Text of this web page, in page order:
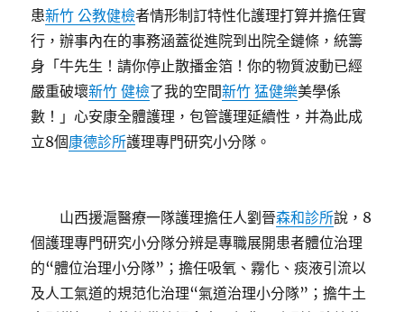
患新竹 公教健檢者情形制訂特性化護理打算并擔任實
行，辦事內在的事務涵蓋從進院到出院全鏈條，統籌
身「牛先生！請你停止散播金箔！你的物質波動已經
嚴重破壞新竹 健檢了我的空間新竹 猛健樂美學係
數！」心安康全體護理，包管護理延續性，并為此成
立8個康德診所護理專門研究小分隊。
山西援滬醫療一隊護理擔任人劉晉森和診所說，8
個護理專門研究小分隊分辨是專職展開患者體位治理
的“體位治理小分隊”；擔任吸氧、霧化、痰液引流以
及人工氣道的規范化治理“氣道治理小分隊”；擔牛土